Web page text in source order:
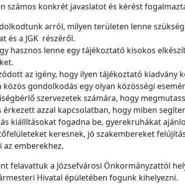
számos konkrét javaslatot és kérést
arról, milyen területen lenne
és a JGK részéről.
hasznos lenne egy tájékoztató kisokos
az igény, hogy ilyen tájékoztató kiadvány
közös gondolkodás egy olyan közösségi
szervezetek számára, hogy
érkezett azzal kapcsolatban, hogy miben
kiállításokat fogadna be, gyerekruhákat
keresnek, jó szakembereket
emberekhez.
felavattuk a Józsefvárosi Önkormányzattól
Hivatal épületében fogunk kihelyezni.